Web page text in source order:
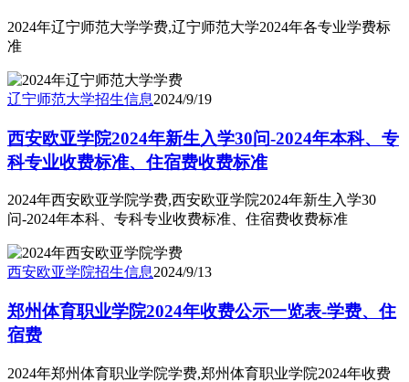
2024年辽宁师范大学学费,辽宁师范大学2024年各专业学费标
准
辽宁师范大学招生信息2024/9/19
西安欧亚学院2024年新生入学30问-2024年本科、专
科专业收费标准、住宿费收费标准
2024年西安欧亚学院学费,西安欧亚学院2024年新生入学30
问-2024年本科、专科专业收费标准、住宿费收费标准
西安欧亚学院招生信息2024/9/13
郑州体育职业学院2024年收费公示一览表-学费、住
宿费
2024年郑州体育职业学院学费,郑州体育职业学院2024年收费